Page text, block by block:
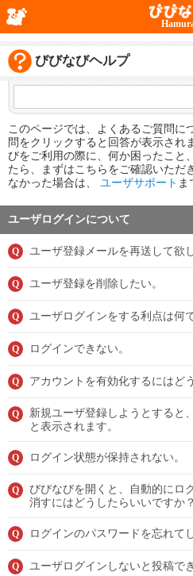
びびなびヘルプ
このページでは、よくあるご質問に
問をクリックすると回答が表示され
びをご利用の際に、何か困ったこと
たら、まずはこちらをご確認いただ
なかった場合は、 ユーザサポート ま
ユーザログインについて
Q ユーザ登録メールを再送して欲
Q ユーザ登録を削除したい。
Q ユーザログインをする利点は何
Q ログインできない。
Q アカウントを有効化するにはど
Q
新規ユーザ登録しようとすると
と表示されます。
Q ログイン状態が保持されない。
Q
びびなびを開くと、自動的にロ
消すにはどうしたらいいですか？
Q ログインのパスワードを忘れて
Q ユーザログインしないと投稿で